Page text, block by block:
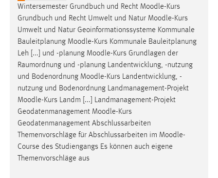
Wintersemester Grundbuch und Recht Moodle-Kurs
Grundbuch und Recht Umwelt und Natur Moodle-Kurs
Umwelt und Natur Geoinformationssysteme Kommunale
Bauleitplanung Moodle-Kurs Kommunale Bauleitplanung
Leh [...] und -planung Moodle-Kurs Grundlagen der
Raumordnung und -planung Landentwicklung, -nutzung
und Bodenordnung Moodle-Kurs Landentwicklung, -
nutzung und Bodenordnung Landmanagement-Projekt
Moodle-Kurs Landm [...] Landmanagement-Projekt
Geodatenmanagement Moodle-Kurs
Geodatenmanagement Abschlussarbeiten
Themenvorschläge für Abschlussarbeiten im Moodle-
Course des Studiengangs Es können auch eigene
Themenvorschläge aus
Name:
fe_user, be_user, be_lastLoginProvider
Zweck:
Dieser Cookie ist notwendig um sich an der Website
einloggen zu können.
Cookie Laufzeit:
24 Stunden
STATISTIK
Statistik Cookies erfassen Informationen anonym.
Diese Informationen helfen uns zu verstehen, wie